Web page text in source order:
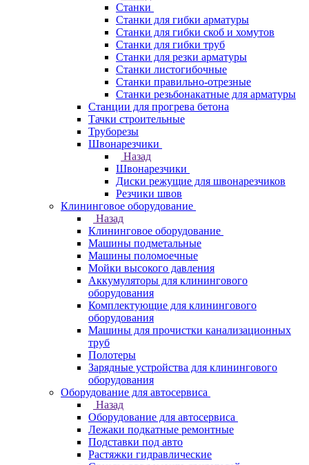
Станки
Станки для гибки арматуры
Станки для гибки скоб и хомутов
Станки для гибки труб
Станки для резки арматуры
Станки листогибочные
Станки правильно-отрезные
Станки резьбонакатные для арматуры
Станции для прогрева бетона
Тачки строительные
Труборезы
Швонарезчики
Назад
Швонарезчики
Диски режущие для швонарезчиков
Резчики швов
Клининговое оборудование
Назад
Клининговое оборудование
Машины подметальные
Машины поломоечные
Мойки высокого давления
Аккумуляторы для клинингового
оборудования
Комплектующие для клинингового
оборудования
Машины для прочистки канализационных
труб
Полотеры
Зарядные устройства для клинингового
оборудования
Оборудование для автосервиса
Назад
Оборудование для автосервиса
Лежаки подкатные ремонтные
Подставки под авто
Растяжки гидравлические